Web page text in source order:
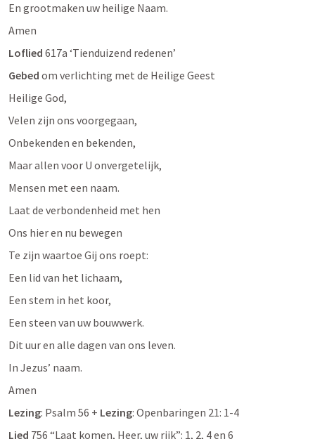
En grootmaken uw heilige Naam.
Amen
Loflied 617a ‘Tienduizend redenen’
Gebed om verlichting met de Heilige Geest
Heilige God,
Velen zijn ons voorgegaan,
Onbekenden en bekenden,
Maar allen voor U onvergetelijk,
Mensen met een naam.
Laat de verbondenheid met hen
Ons hier en nu bewegen
Te zijn waartoe Gij ons roept:
Een lid van het lichaam,
Een stem in het koor,
Een steen van uw bouwwerk.
Dit uur en alle dagen van ons leven.
In Jezus’ naam.
Amen
Lezing: Psalm 56 + Lezing: Openbaringen 21: 1-4
Lied 756 “Laat komen, Heer, uw rijk”: 1, 2, 4 en 6